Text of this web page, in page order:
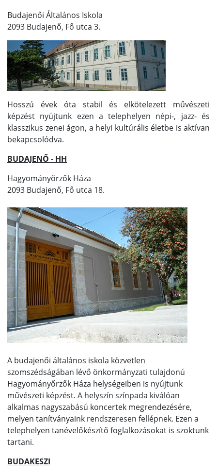
Budajenői Általános Iskola
2093 Budajenő, Fő utca 3.
Hosszú évek óta stabil és elkötelezett művészeti
képzést nyújtunk ezen a telephelyen népi-, jazz- és
klasszikus zenei ágon, a helyi kultúrális életbe is aktívan
bekapcsolódva.
BUDAJENŐ - HH
Hagyományőrzők Háza
2093 Budajenő, Fő utca 18.
A budajenői általános iskola közvetlen
szomszédságában lévő önkormányzati tulajdonú
Hagyományőrzők Háza helységeiben is nyújtunk
művészeti képzést. A helyszín színpada kiválóan
alkalmas nagyszabású koncertek megrendezésére,
melyen tanítványaink rendszeresen fellépnek. Ezen a
telephelyen tanévelőkészítő foglalkozásokat is szoktunk
tartani.
BUDAKESZI